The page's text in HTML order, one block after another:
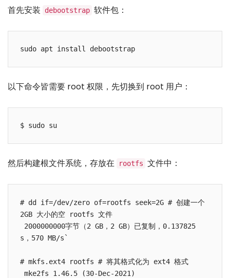
首先安装 debootstrap 软件包：
以下命令皆需要 root 权限，先切换到 root 用户：
然后构建根文件系统，存放在 rootfs 文件中：
# dd if=/dev/zero of=rootfs seek=2G # 创建一个
2GB 大小的空 rootfs 文件
2000000000字节（2 GB，2 GB）已复制，0.137825
s，570 MB/s`
# mkfs.ext4 rootfs # 将其格式化为 ext4 格式
mke2fs 1.46.5 (30-Dec-2021)